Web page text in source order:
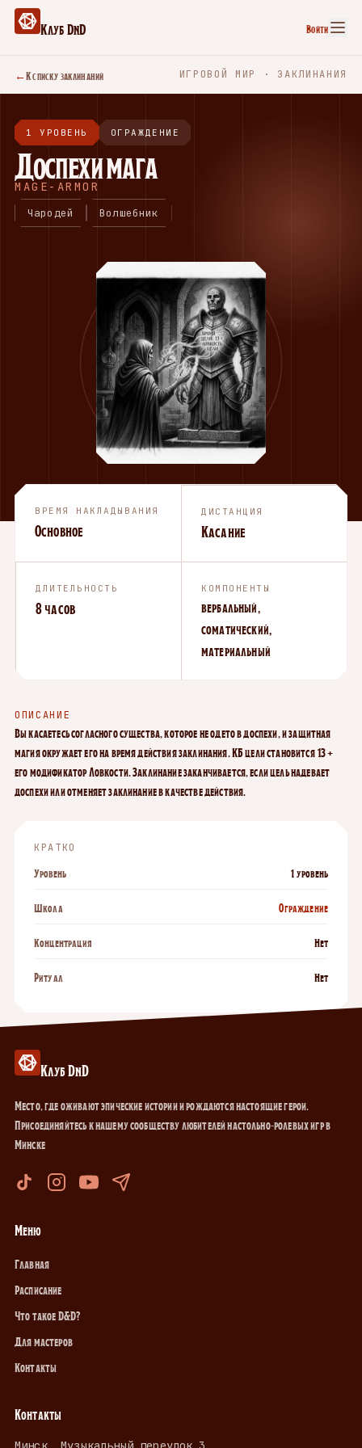
Клуб DnD Войти
←К списку заклинаний ИГРОВОЙ МИР · ЗАКЛИНАНИЯ
1 УРОВЕНЬ ОГРАЖДЕНИЕ
Доспехи мага
MAGE-ARMOR
Чародей Волшебник
ВРЕМЯ НАКЛАДЫВАНИЯ
Основное
ДИСТАНЦИЯ
Касание
ДЛИТЕЛЬНОСТЬ
8 часов
КОМПОНЕНТЫ
вербальный,
соматический,
материальный
ОПИСАНИЕ
Вы касаетесь согласного существа, которое не одето в доспехи, и защитная
магия окружает его на время действия заклинания. КБ цели становится 13 +
его модификатор Ловкости. Заклинание заканчивается, если цель надевает
доспехи или отменяет заклинание в качестве действия.
КРАТКО
Уровень 1 уровень
Школа Ограждение
Концентрация Нет
Ритуал Нет
Клуб DnD
Место, где оживают эпические истории и рождаются настоящие герои.
Присоединяйтесь к нашему сообществу любителей настольно-ролевых игр в
Минске
Меню
Главная
Расписание
Что такое D&D?
Для мастеров
Контакты
Контакты